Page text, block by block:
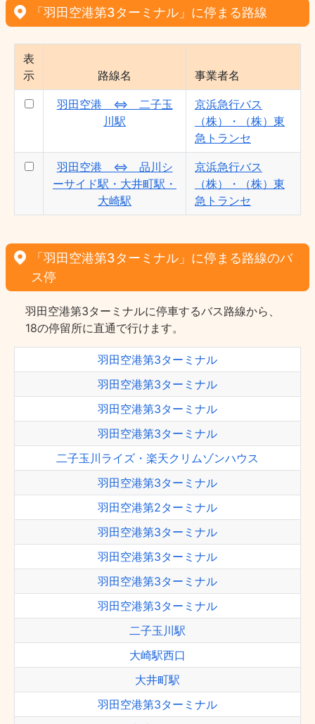
「羽田空港第3ターミナル」に停まる路線
表
示
路線名 事業者名
羽田空港 ⇔ 二子玉
川駅
京浜急行バス
（株）・（株）東
急トランセ
羽田空港 ⇔ 品川シ
ーサイド駅・大井町駅・
大崎駅
京浜急行バス
（株）・（株）東
急トランセ
「羽田空港第3ターミナル」に停まる路線のバ
ス停
羽田空港第3ターミナルに停車するバス路線から、
18の停留所に直通で行けます。
羽田空港第3ターミナル
羽田空港第3ターミナル
羽田空港第3ターミナル
羽田空港第3ターミナル
二子玉川ライズ・楽天クリムゾンハウス
羽田空港第3ターミナル
羽田空港第2ターミナル
羽田空港第3ターミナル
羽田空港第3ターミナル
羽田空港第3ターミナル
羽田空港第3ターミナル
二子玉川駅
大崎駅西口
大井町駅
羽田空港第3ターミナル